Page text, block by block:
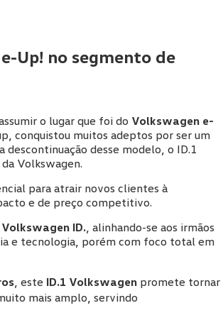
Up! no segmento de
o lugar que foi do Volkswagen e-
conquistou muitos adeptos por ser um
desse modelo, o ID.1
da Volkswagen.
para atrair novos clientes à
e de preço competitivo.
Volkswagen ID., alinhando-se aos irmãos
e tecnologia, porém com foco total em
, este ID.1 Volkswagen promete tornar
mais amplo, servindo